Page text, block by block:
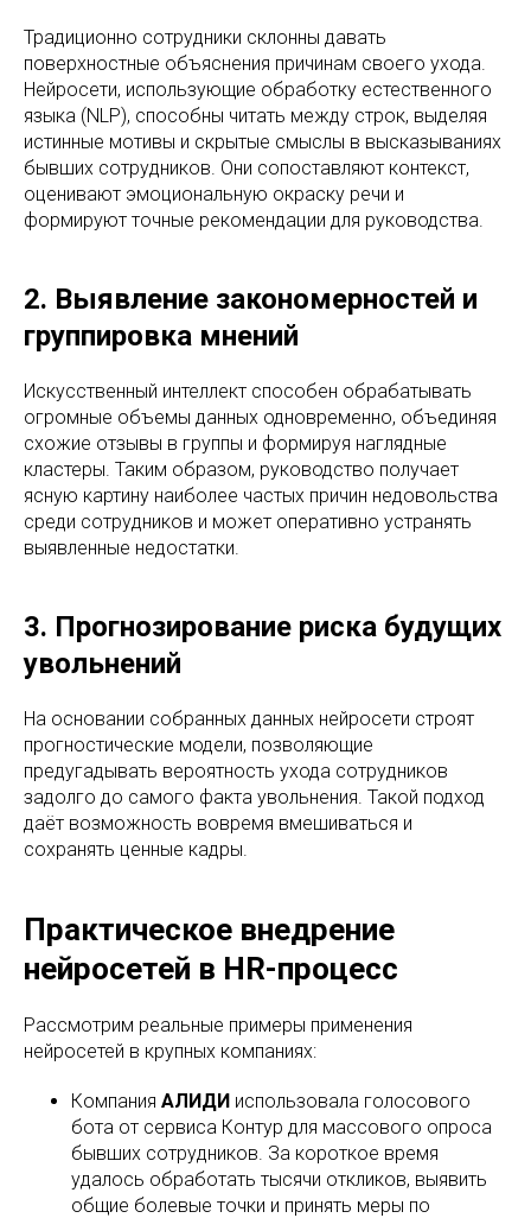
Традиционно сотрудники склонны давать
поверхностные объяснения причинам своего ухода.
Нейросети, использующие обработку естественного
языка (NLP), способны читать между строк, выделяя
истинные мотивы и скрытые смыслы в высказываниях
бывших сотрудников. Они сопоставляют контекст,
оценивают эмоциональную окраску речи и
формируют точные рекомендации для руководства.
2. Выявление закономерностей и
группировка мнений
Искусственный интеллект способен обрабатывать
огромные объемы данных одновременно, объединяя
схожие отзывы в группы и формируя наглядные
кластеры. Таким образом, руководство получает
ясную картину наиболее частых причин недовольства
среди сотрудников и может оперативно устранять
выявленные недостатки.
3. Прогнозирование риска будущих
увольнений
На основании собранных данных нейросети строят
прогностические модели, позволяющие
предугадывать вероятность ухода сотрудников
задолго до самого факта увольнения. Такой подход
даёт возможность вовремя вмешиваться и
сохранять ценные кадры.
Практическое внедрение
нейросетей в HR-процесс
Рассмотрим реальные примеры применения
нейросетей в крупных компаниях:
Компания АЛИДИ использовала голосового
бота от сервиса Контур для массового опроса
бывших сотрудников. За короткое время
удалось обработать тысячи откликов, выявить
общие болевые точки и принять меры по